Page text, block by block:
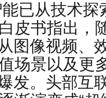
已从技术
皮书指出，
图像视频、
场景以及更
发。头部互